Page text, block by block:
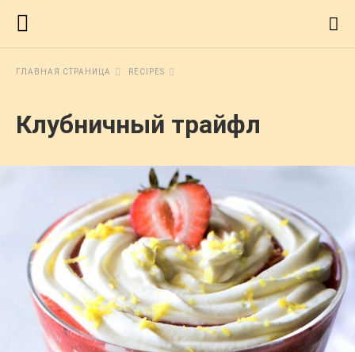
ГЛАВНАЯ СТРАНИЦА RECIPES
Клубничный трайфл